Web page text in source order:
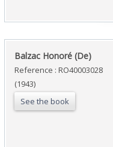
‎Balzac Honoré (De)‎
Reference : RO40003028
(1943)
See the book